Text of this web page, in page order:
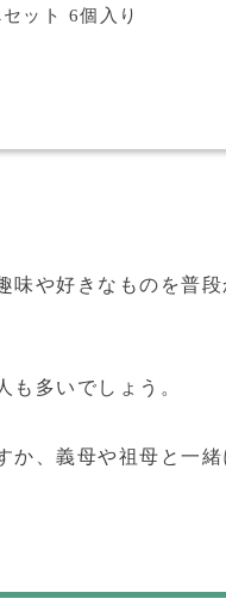
ット 6個入り
や好きなものを普
も多いでしょう。
、義母や祖母と一